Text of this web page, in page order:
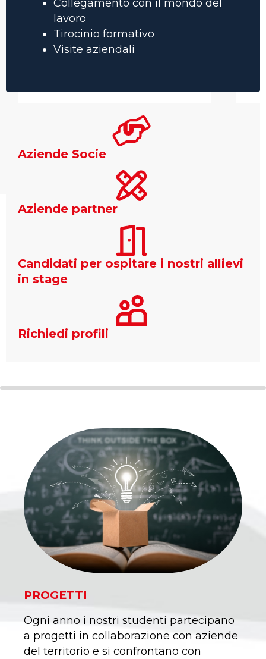
Aziende Socie
Aziende partner
Candidati per ospitare i nostri allievi
in stage
Richiedi profili
Collegamento con il mondo del
lavoro
Tirocinio formativo
Visite aziendali
PROGETTI
Ogni anno i nostri studenti partecipano
a progetti in collaborazione con aziende
del territorio e si confrontano con